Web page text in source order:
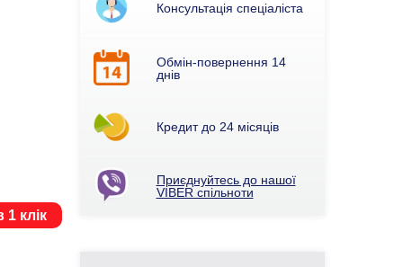
клік
Консультація спеціаліста
Обмін-повернення 14
днів
Кредит до 24 місяців
Приєднуйтесь до нашої
VIBER спільноти